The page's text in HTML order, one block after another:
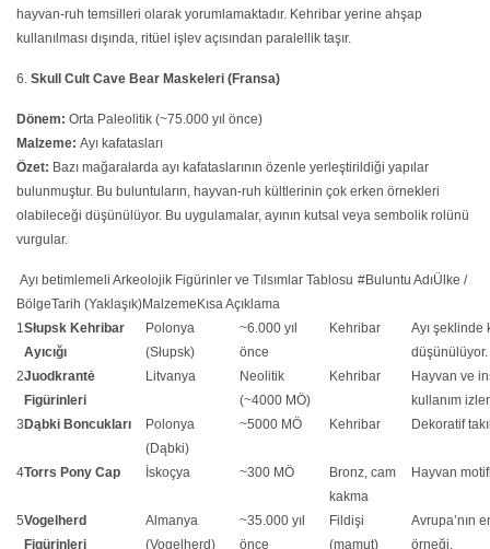
hayvan-ruh temsilleri olarak yorumlamaktadır. Kehribar yerine ahşap
kullanılması dışında, ritüel işlev açısından paralellik taşır.
6. Skull Cult Cave Bear Maskeleri (Fransa)
Dönem: Orta Paleolitik (~75.000 yıl önce)
Malzeme: Ayı kafatasları
Özet: Bazı mağaralarda ayı kafataslarının özenle yerleştirildiği yapılar
bulunmuştur. Bu buluntuların, hayvan-ruh kültlerinin çok erken örnekleri
olabileceği düşünülüyor. Bu uygulamalar, ayının kutsal veya sembolik rolünü
vurgular.
Ayı betimlemeli Arkeolojik Figürinler ve Tılsımlar Tablosu #Buluntu AdıÜlke /
BölgeTarih (Yaklaşık)Malzeme Kısa Açıklama
1Słupsk Kehribar
Ayıcığı
Polonya
(Słupsk)
~6.000 yıl
önce
Kehribar
Ayı şeklinde
düşünülüyor.
2Juodkrantė
Figürinleri
Litvanya
Neolitik
(~4000 MÖ)
Kehribar
Hayvan ve
kullanım
3 Dąbki Boncukları
Polonya
(Dąbki)
~5000 MÖ Kehribar Dekoratif
4Torrs Pony Cap İskoçya ~300 MÖ
Bronz, cam
kakma
Hayvan
5Vogelherd
Figürinleri
Almanya
(Vogelherd)
~35.000 yıl
önce
Fildişi
(mamut)
Avrupa’nın
örneği.